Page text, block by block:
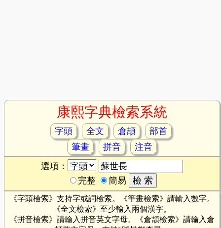
康熙字典檢索系統
字頭 全文 倉頡
部首
筆畫
拼音
注音
選項：
完整
簡易
《字頭檢索》支持字或詞檢索。《筆畫檢索》請輸入數字。
《全文檢索》至少輸入兩個漢字。
《拼音檢索》請輸入拼音英文字母。《倉頡檢索》請輸入倉